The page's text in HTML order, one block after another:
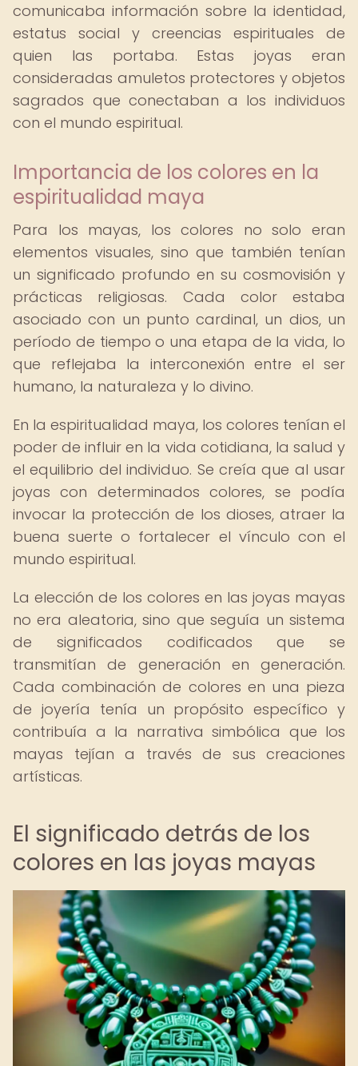
comunicaba información sobre la identidad,
estatus social y creencias espirituales de
quien las portaba. Estas joyas eran
consideradas amuletos protectores y objetos
sagrados que conectaban a los individuos
con el mundo espiritual.
Importancia de los colores en la
espiritualidad maya
Para los mayas, los colores no solo eran
elementos visuales, sino que también tenían
un significado profundo en su cosmovisión y
prácticas religiosas. Cada color estaba
asociado con un punto cardinal, un dios, un
período de tiempo o una etapa de la vida, lo
que reflejaba la interconexión entre el ser
humano, la naturaleza y lo divino.
En la espiritualidad maya, los colores tenían el
poder de influir en la vida cotidiana, la salud y
el equilibrio del individuo. Se creía que al usar
joyas con determinados colores, se podía
invocar la protección de los dioses, atraer la
buena suerte o fortalecer el vínculo con el
mundo espiritual.
La elección de los colores en las joyas mayas
no era aleatoria, sino que seguía un sistema
de significados codificados que se
transmitían de generación en generación.
Cada combinación de colores en una pieza
de joyería tenía un propósito específico y
contribuía a la narrativa simbólica que los
mayas tejían a través de sus creaciones
artísticas.
El significado detrás de los
colores en las joyas mayas